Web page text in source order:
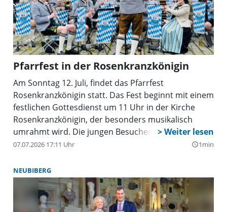
Pfarrfest in der Rosenkranzkönigin
Am Sonntag 12. Juli, findet das Pfarrfest
Rosenkranzkönigin statt. Das Fest beginnt mit einem
festlichen Gottesdienst um 11 Uhr in der Kirche
Rosenkranzkönigin, der besonders musikalisch
umrahmt wird. Die jungen Besucher werden im
festlichen Gottesdienst durch einen integrierten
07.07.2026 17:11 Uhr query_builder1min
NEUBIBERG